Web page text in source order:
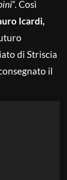
“. Così
Icardi,
di Striscia
il